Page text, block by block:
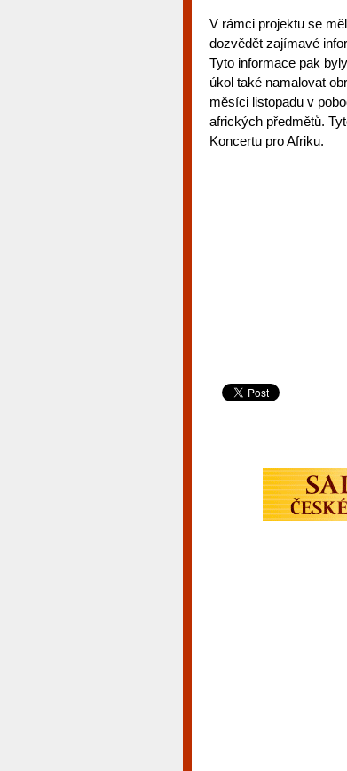
V rámci projektu se
dozvědět zajímavé
Tyto informace pak
úkol také namalovat
měsíci listopadu v
afrických předmětů.
Koncertu pro Afriku.